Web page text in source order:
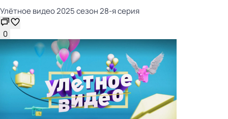
Улётное видео 2025 сезон 28-я серия
0